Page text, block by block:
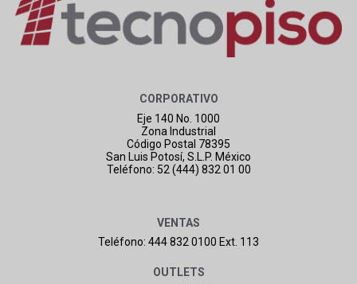
CORPORATIVO
Eje 140 No. 1000
Zona Industrial
Código Postal 78395
San Luis Potosí, S.L.P. México
Teléfono: 52 (444) 832 01 00
VENTAS
Teléfono: 444 832 0100 Ext. 113
OUTLETS